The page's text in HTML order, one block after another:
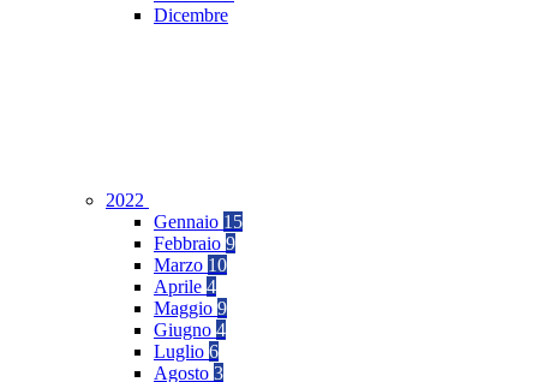
Dicembre
2022
Gennaio 15
Febbraio 9
Marzo 10
Aprile 4
Maggio 9
Giugno 4
Luglio 6
Agosto 3